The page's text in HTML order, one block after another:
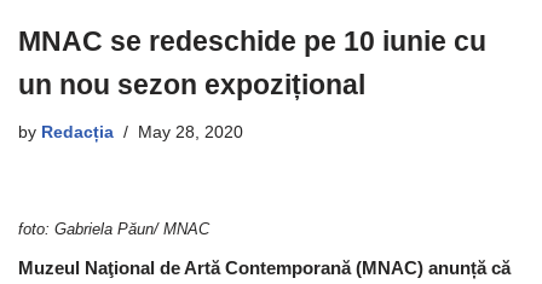
MNAC se redeschide pe 10 iunie cu
un nou sezon expozițional
by Redacția May 28, 2020
foto: Gabriela Păun/ MNAC
Muzeul Naţional de Artă Contemporană (MNAC) anunță că